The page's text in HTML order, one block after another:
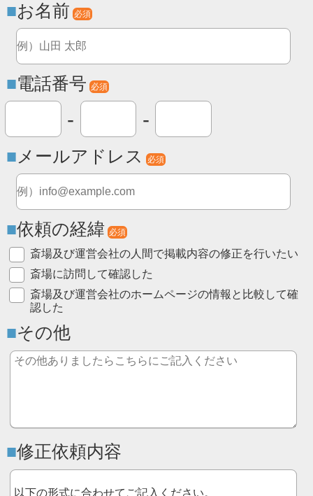
お名前 必須
電話番号 必須
- -
メールアドレス 必須
依頼の経緯 必須
斎場及び運営会社の人間で掲載内容の修正を行いたい
斎場に訪問して確認した
斎場及び運営会社のホームページの情報と比較して確
認した
その他
修正依頼内容